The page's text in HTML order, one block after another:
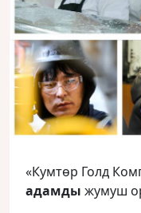
«Кумтөр Голд
адамды жумуш